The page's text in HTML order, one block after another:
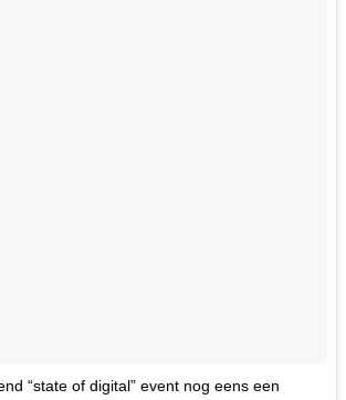
“state of digital” event nog eens een